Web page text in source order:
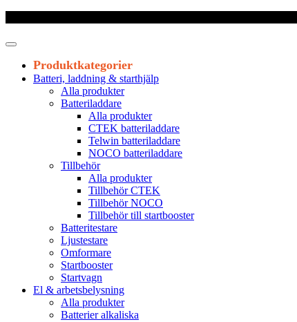
Produktkategorier
Batteri, laddning & starthjälp
Alla produkter
Batteriladdare
Alla produkter
CTEK batteriladdare
Telwin batteriladdare
NOCO batteriladdare
Tillbehör
Alla produkter
Tillbehör CTEK
Tillbehör NOCO
Tillbehör till startbooster
Batteritestare
Ljustestare
Omformare
Startbooster
Startvagn
El & arbetsbelysning
Alla produkter
Batterier alkaliska